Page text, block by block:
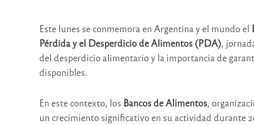
Este lunes se conmemora en Argentina y el mundo el
Pérdida y el Desperdicio de Alimentos (PDA),
del desperdicio alimentario y la importancia de
disponibles.
En este contexto, los Bancos de Alimentos,
un crecimiento significativo en su actividad durante